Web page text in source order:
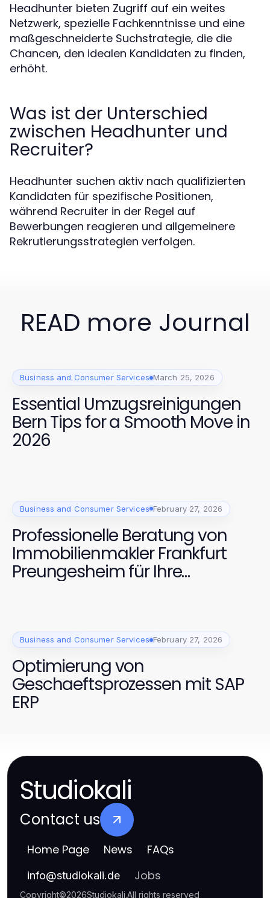
Headhunter bieten Zugriff auf ein weites
Netzwerk, spezielle Fachkenntnisse und eine
maßgeschneiderte Suchstrategie, die die
Chancen, den idealen Kandidaten zu finden,
erhöht.
Was ist der Unterschied
zwischen Headhunter und
Recruiter?
Headhunter suchen aktiv nach qualifizierten
Kandidaten für spezifische Positionen,
während Recruiter in der Regel auf
Bewerbungen reagieren und allgemeinere
Rekrutierungsstrategien verfolgen.
READ more Journal
Business and Consumer Services March 25, 2026
Essential Umzugsreinigungen
Bern Tips for a Smooth Move in
2026
Business and Consumer Services February 27, 2026
Professionelle Beratung von
Immobilienmakler Frankfurt
Preungesheim für Ihre
Business and Consumer Services February 27, 2026
Optimierung von
Geschaeftsprozessen mit SAP
ERP
Studiokali
Contact us
Home Page News FAQs
info@studiokali.de Jobs
Copyright©2026Studiokali.All rights reserved